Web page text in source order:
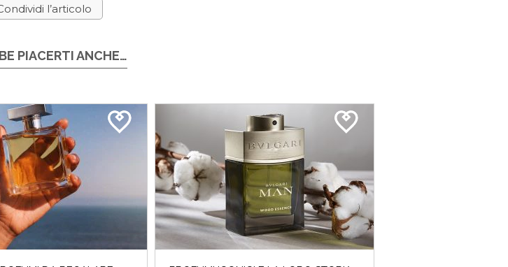
l’articolo
PIACERTI ANCHE…